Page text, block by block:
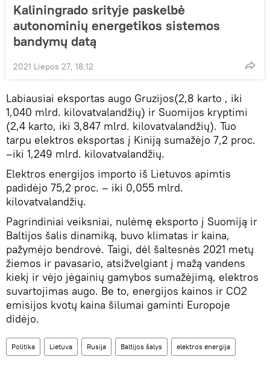
Kaliningrado srityje paskelbė
autonominių energetikos sistemos
bandymų datą
2021 Liepos 27, 18:12
Labiausiai eksportas augo Gruzijos(2,8 karto , iki
1,040 mlrd. kilovatvalandžių) ir Suomijos kryptimi
(2,4 karto, iki 3,847 mlrd. kilovatvalandžių). Tuo
tarpu elektros eksportas į Kiniją sumažėjo 7,2 proc.
–iki 1,249 mlrd. kilovatvalandžių.
Elektros energijos importo iš Lietuvos apimtis
padidėjo 75,2 proc. – iki 0,055 mlrd.
kilovatvalandžių.
Pagrindiniai veiksniai, nulėmę eksporto į Suomiją ir
Baltijos šalis dinamiką, buvo klimatas ir kaina,
pažymėjo bendrovė. Taigi, dėl šaltesnės 2021 metų
žiemos ir pavasario, atsižvelgiant į mažą vandens
kiekį ir vėjo jėgainių gamybos sumažėjimą, elektros
suvartojimas augo. Be to, energijos kainos ir CO2
emisijos kvotų kaina šilumai gaminti Europoje
didėjo.
Politika Lietuva Rusija Baltijos šalys elektros energija